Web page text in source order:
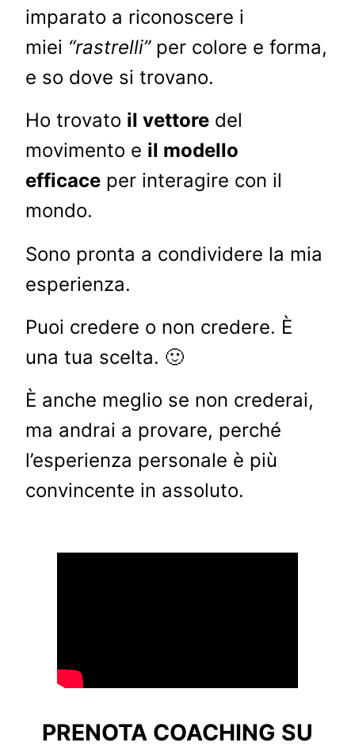
imparato a riconoscere i
miei “rastrelli”per colore e forma,
e so dove si trovano.
Ho trovato il vettore del
movimento e il modello
efficace per interagire con il
mondo.
Sono pronta a condividere la mia
esperienza.
Puoi credere o non credere. È
una tua scelta. 🙂
È anche meglio se non crederai,
ma andrai a provare, perché
l’esperienza personale è più
convincente in assoluto.
PRENOTA COACHING SU